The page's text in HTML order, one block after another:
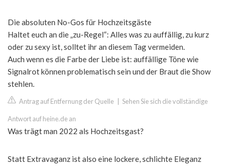
Die absoluten No-Gos für Hochzeitsgäste
Haltet euch an die „zu-Regel“: Alles was zu auffällig, zu kurz
oder zu sexy ist, solltet ihr an diesem Tag vermeiden.
Auch wenn es die Farbe der Liebe ist: auffällige Töne wie
Signalrot können problematisch sein und der Braut die Show
stehlen.
Antrag auf Entfernung der Quelle Sehen Sie sich die vollständige
Antwort auf heine.de an
Was trägt man 2022 als Hochzeitsgast?
Statt Extravaganz ist also eine lockere, schlichte Eleganz